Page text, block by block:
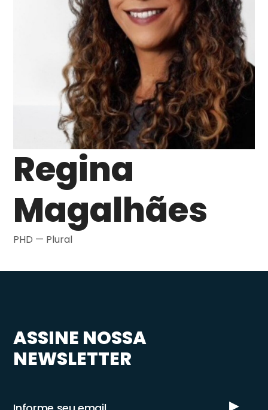
Regina
Magalhães
PHD — Plural
ASSINE NOSSA
NEWSLETTER